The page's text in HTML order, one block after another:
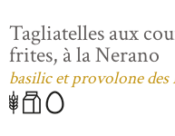
Tagliatelles aux
frites, à la Nerano
basilic et provolone des